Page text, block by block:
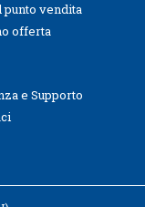
punto vendita
offerta
e Supporto